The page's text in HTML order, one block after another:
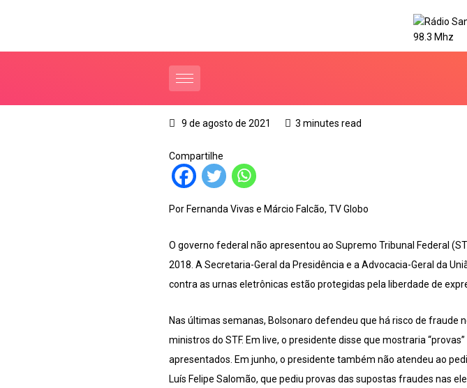
9 de agosto de 2021 3 minutes read
Compartilhe
Por Fernanda Vivas e Márcio Falcão, TV Globo
O governo federal não apresentou ao Supremo Tribunal Federal
2018. A Secretaria-Geral da Presidência e a Advocacia-Geral da
contra as urnas eletrônicas estão protegidas pela liberdade de
Nas últimas semanas, Bolsonaro defendeu que há risco de
ministros do STF. Em live, o presidente disse que mostraria
apresentados. Em junho, o presidente também não atendeu ao
Luís Felipe Salomão, que pediu provas das supostas fraudes nas